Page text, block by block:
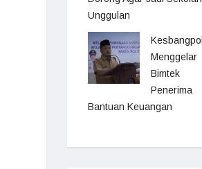
Unggulan
Kesbangpol
Menggelar
Bimtek
Penerima
Bantuan Keuangan